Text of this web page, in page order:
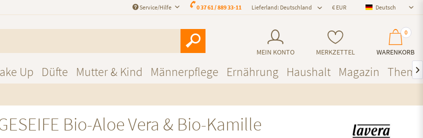
Deutsch
Deutsch
Lieferland: Deutschland
0 37 61 / 889 33-11
Service/Hilfe
MEIN KONTO MERKZETTEL
0
WARENKORB
Up Düfte Mutter & Kind Männerpflege Ernährung Haushalt Magazin 
Bio-Aloe Vera & Bio-Kamille